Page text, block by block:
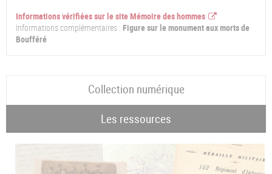
Informations vérifiées sur le site Mémoire des hommes
Informations complémentaires : Figure sur le monument aux morts de
Boufféré
Collection numérique
Les ressources